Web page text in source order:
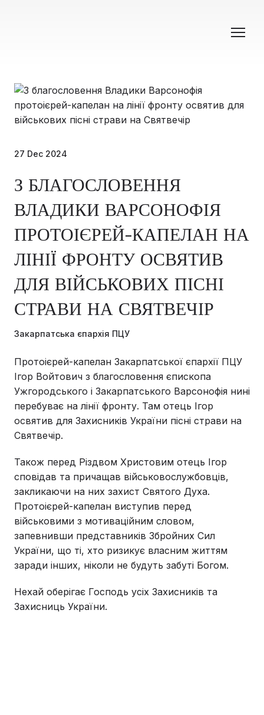
27 Dec 2024
З БЛАГОСЛОВЕННЯ
ВЛАДИКИ ВАРСОНОФІЯ
ПРОТОІЄРЕЙ-КАПЕЛАН НА
ЛІНІЇ ФРОНТУ ОСВЯТИВ
ДЛЯ ВІЙСЬКОВИХ ПІСНІ
СТРАВИ НА СВЯТВЕЧІР
Закарпатська єпархія ПЦУ
Протоієрей-капелан Закарпатської єпархії ПЦУ
Ігор Войтович з благословення єпископа
Ужгородського і Закарпатського Варсонофія нині
перебуває на лінії фронту. Там отець Ігор
освятив для Захисників України пісні страви на
Святвечір.
Також перед Різдвом Христовим отець Ігор
сповідав та причащав військовослужбовців,
закликаючи на них захист Святого Духа.
Протоієрей-капелан виступив перед
військовими з мотиваційним словом,
запевнивши представників Збройних Сил
України, що ті, хто ризикує власним життям
заради інших, ніколи не будуть забуті Богом.
Нехай оберігає Господь усіх Захисників та
Захисниць України.